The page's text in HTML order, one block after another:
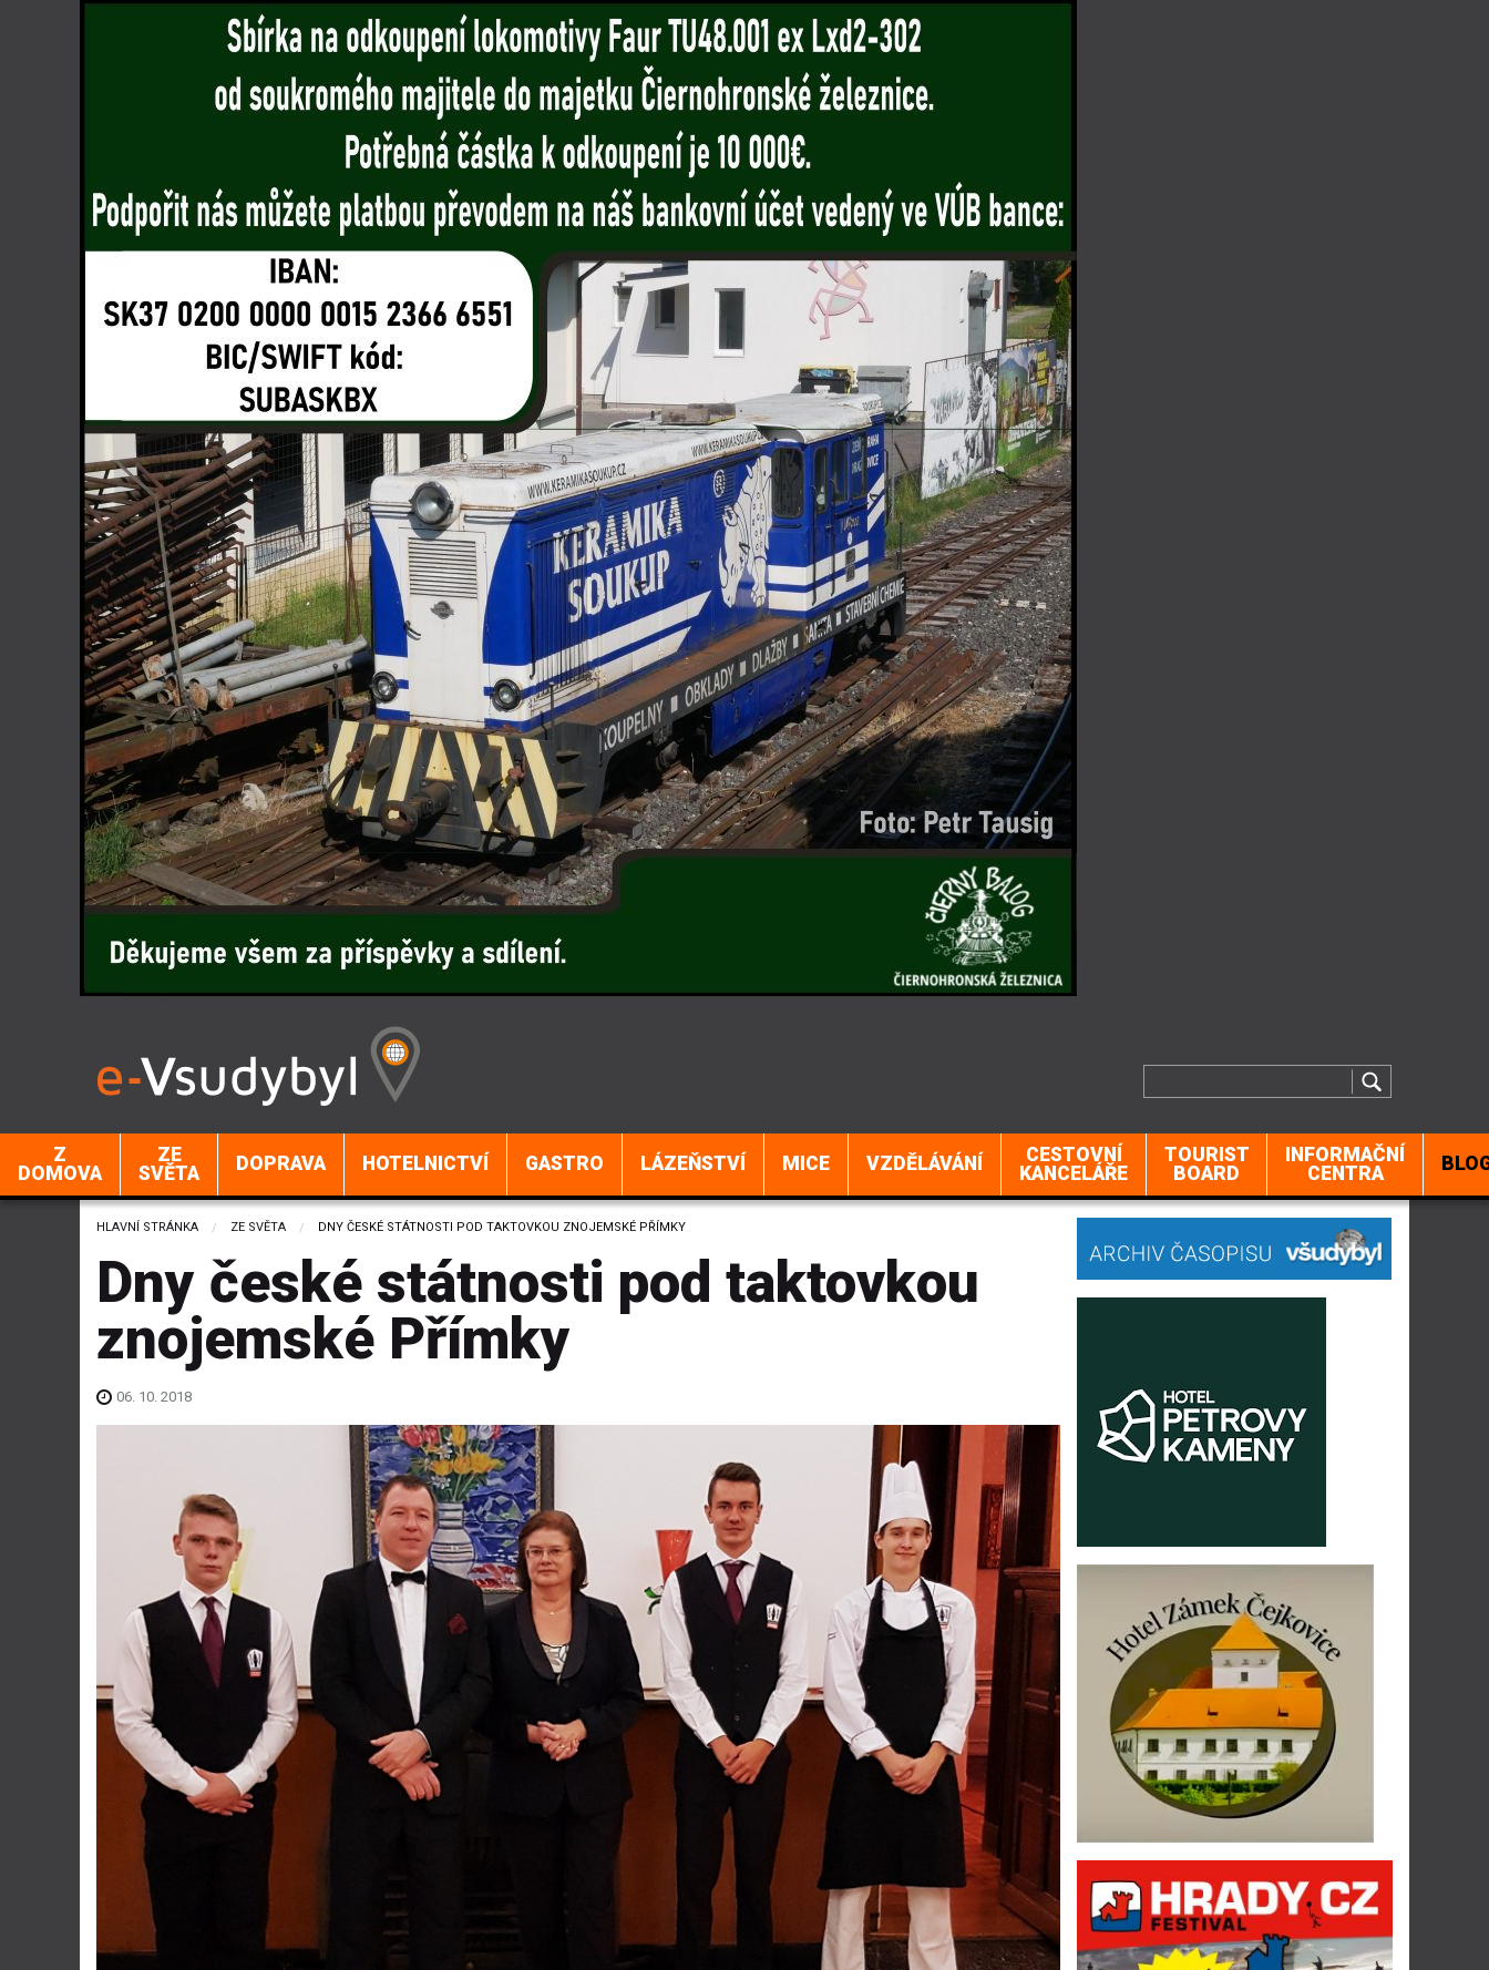
Z
DOMOVA
ZE
SVĚTA
DOPRAVA HOTELNICTVÍ GASTRO LÁZEŇSTVÍ MICE VZDĚLÁVÁNÍ
CESTOVNÍ
KANCELÁŘE
TOURIST
BOARD
INFORMAČNÍ
CENTRA
HLAVNÍ STRÁNKA ZE SVĚTA CURRENT:
DNY ČESKÉ STÁTNOSTI POD TAKTOVKOU ZNOJEMSKÉ PŘÍMKY
Dny české státnosti pod taktovkou
znojemské Přímky
06. 10. 2018